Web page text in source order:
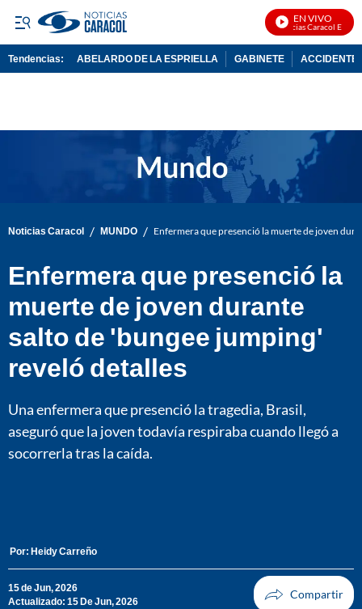
EN VIVO
Noticias Caracol En Vivo
Tendencias: ABELARDO DE LA ESPRIELLA GABINETE ACCIDENTE
Noticias Caracol / MUNDO / Enfermera que presenció la muerte de joven
Enfermera que presenció la
muerte de joven durante
salto de 'bungee jumping'
reveló detalles
Una enfermera que presenció la tragedia, Brasil,
aseguró que la joven todavía respiraba cuando llegó a
socorrerla tras la caída.
Por: Heidy Carreño
15 de Jun, 2026
Actualizado: 15 De Jun, 2026